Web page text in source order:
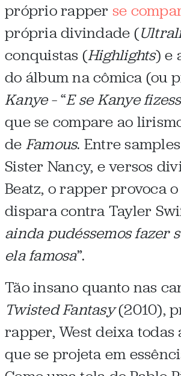
próprio rapper se
própria divindade (
conquistas (Highlights) e
do álbum na cômica (ou
Kanye– “E se Kanye
que se compare ao
de Famous. Entre
Sister Nancy, e versos
Beatz, o rapper provoca
dispara contra Tayler
ainda pudéssemos fazer
ela famosa”.
Tão insano quanto nas
Twisted Fantasy(2010),
rapper, West deixa todas
que se projeta em